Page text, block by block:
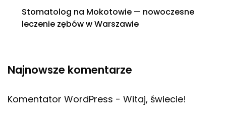
Stomatolog na Mokotowie — nowoczesne
leczenie zębów w Warszawie
Najnowsze komentarze
Komentator WordPress - Witaj, świecie!